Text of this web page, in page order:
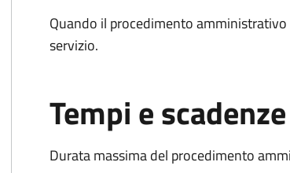
Quando il procedimento
servizio.
Tempi e scadenze
Durata massima del procedimento